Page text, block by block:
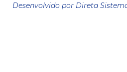
Desenvolvido por Direta